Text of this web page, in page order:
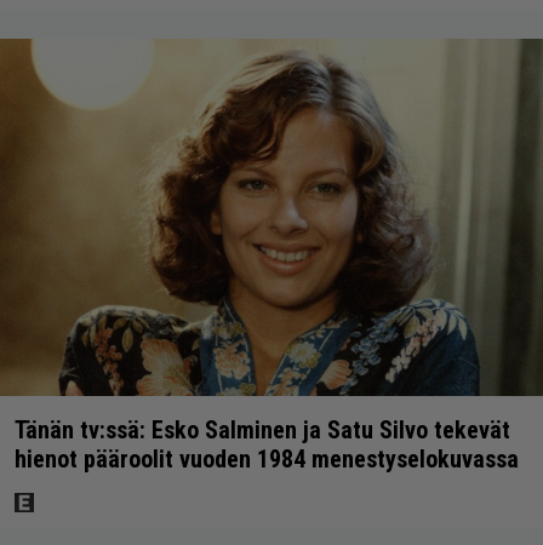
Tänän tv:ssä: Esko Salminen ja Satu Silvo tekevät
hienot pääroolit vuoden 1984 menestyselokuvassa